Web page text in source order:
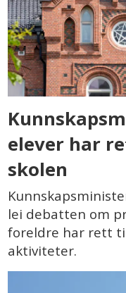
elever har
skolen
lei debatten om
foreldre har rett
aktiviteter.